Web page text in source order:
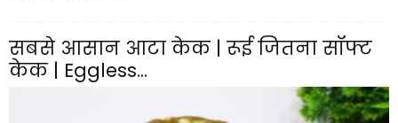
सबसे आसान आटा केक | रूई जितना सॉफ्ट
केक | Eggless...